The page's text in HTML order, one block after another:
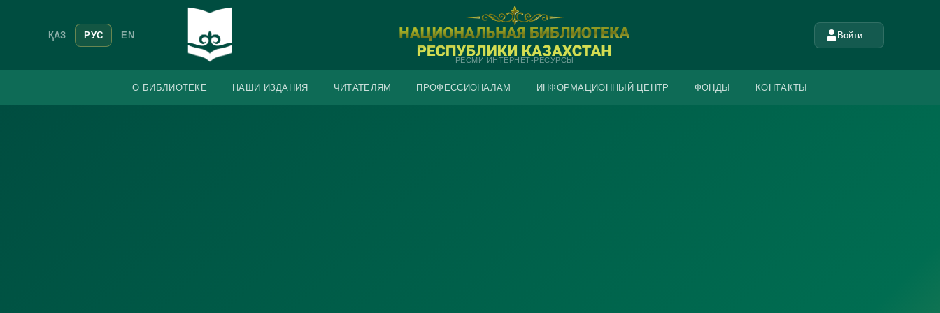
ҚАЗ РУС EN
РЕСМИ ИНТЕРНЕТ-РЕСУРСЫ
Войти
О БИБЛИОТЕКЕ НАШИ ИЗДАНИЯ ЧИТАТЕЛЯМ ПРОФЕССИОНАЛАМ ИНФОРМАЦИОННЫЙ ЦЕНТР ФОНДЫ КОНТАКТЫ